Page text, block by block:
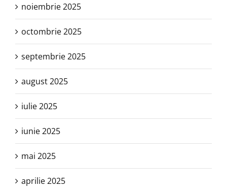
noiembrie 2025
octombrie 2025
septembrie 2025
august 2025
iulie 2025
iunie 2025
mai 2025
aprilie 2025